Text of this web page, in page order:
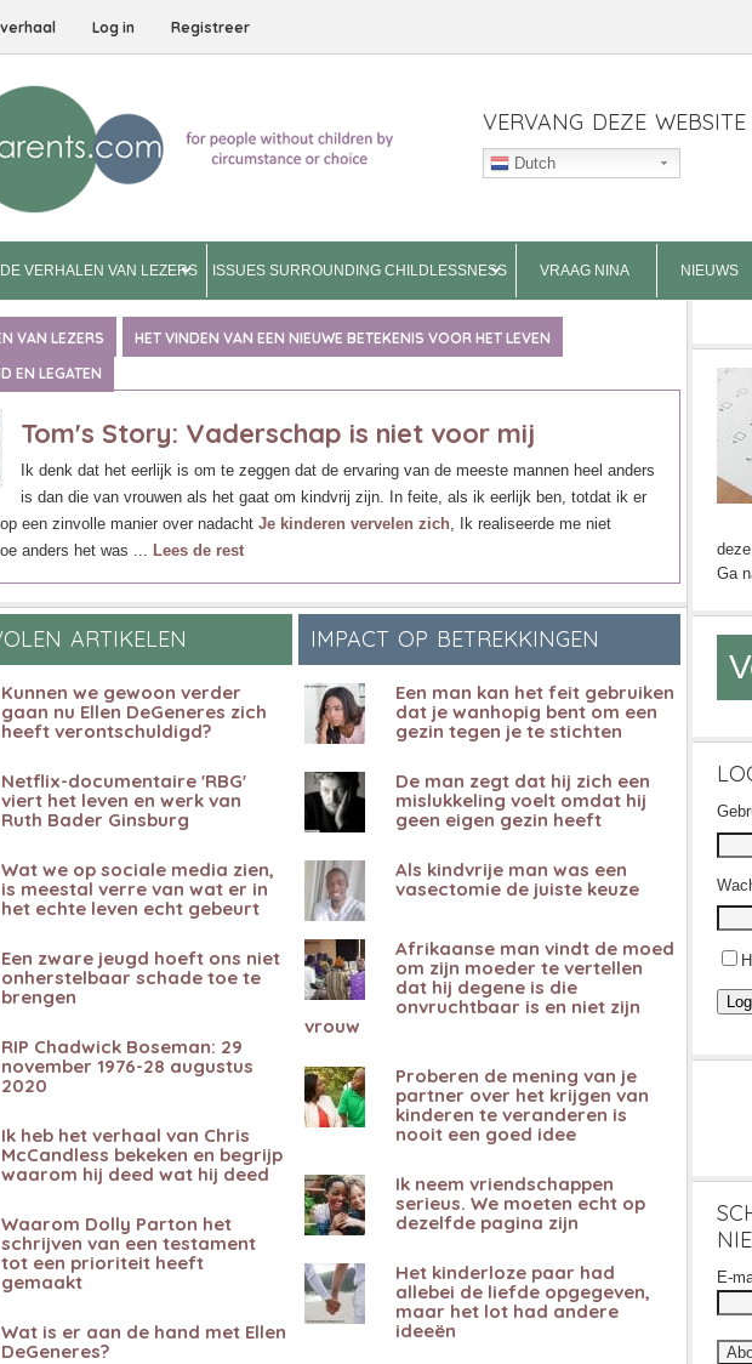
Log in Registreer
VERVANG DEZE WEBSITE
Dutch
DE VERHALEN VAN LEZERS ISSUES SURROUNDING CHILDLESSNESS VRAAG NINA NIEUWS
VAN LEZERS
HET VINDEN VAN EEN NIEUWE BETEKENIS VOOR HET LEVEN
EN LEGATEN
Tom's Story: Vaderschap is niet voor mij
Ik denk dat het eerlijk is om te zeggen dat de ervaring van de meeste mannen heel anders
is dan die van vrouwen als het gaat om kindvrij zijn. In feite, als ik eerlijk ben, totdat ik er
een zinvolle manier over nadacht Je kinderen vervelen zich, Ik realiseerde me niet
anders het was ... Lees de rest
ARTIKELEN
Kunnen we gewoon verder
gaan nu Ellen DeGeneres zich
heeft verontschuldigd?
Netflix-documentaire 'RBG'
viert het leven en werk van
Ruth Bader Ginsburg
Wat we op sociale media zien,
is meestal verre van wat er in
het echte leven echt gebeurt
Een zware jeugd hoeft ons niet
onherstelbaar schade toe te
brengen
RIP Chadwick Boseman: 29
november 1976-28 augustus
2020
Ik heb het verhaal van Chris
McCandless bekeken en begrijp
waarom hij deed wat hij deed
Waarom Dolly Parton het
schrijven van een testament
tot een prioriteit heeft
gemaakt
Wat is er aan de hand met Ellen
DeGeneres?
IMPACT OP BETREKKINGEN
Een man kan het feit gebruiken
dat je wanhopig bent om een ​​
gezin tegen je te stichten
De man zegt dat hij zich een
mislukkeling voelt omdat hij
geen eigen gezin heeft
Als kindvrije man was een
vasectomie de juiste keuze
Afrikaanse man vindt de moed
om zijn moeder te vertellen
dat hij degene is die
onvruchtbaar is en niet zijn
vrouw
Proberen de mening van je
partner over het krijgen van
kinderen te veranderen is
nooit een goed idee
Ik neem vriendschappen
serieus. We moeten echt op
dezelfde pagina zijn
Het kinderloze paar had
allebei de liefde opgegeven,
maar het lot had andere
ideeën
Ga
E-